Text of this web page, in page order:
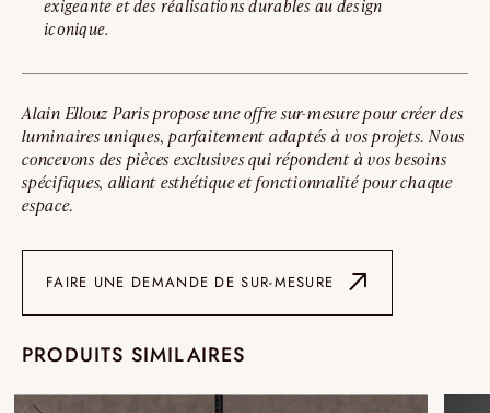
exigeante et des réalisations durables au design
iconique.
Alain Ellouz Paris propose une offre sur-mesure pour créer des
luminaires uniques, parfaitement adaptés à vos projets. Nous
concevons des pièces exclusives qui répondent à vos besoins
spécifiques, alliant esthétique et fonctionnalité pour chaque
espace.
FAIRE UNE DEMANDE DE SUR-MESURE
PRODUITS SIMILAIRES